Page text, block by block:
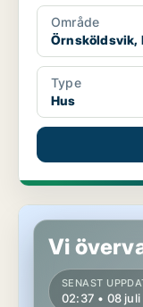
Område
Örnsköldsvik,
Type
Hus
Hus i Kramfors
Vi
SENAST
02:37 • 08 juli